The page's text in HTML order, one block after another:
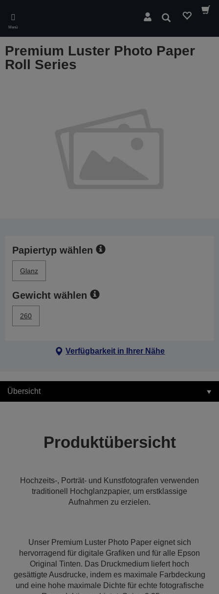
main
content
Menü
Suchen
Premium Luster Photo Paper
Roll Series
Papiertyp wählen
Glanz
Gewicht wählen
260
Verfügbarkeit in Ihrer Nähe
Übersicht
Produktübersicht
Hochzeits-, Porträt- und Kunstfotografen verwenden
traditionell Hochglanzpapier, um erstklassige
Aufnahmen zu erzielen.
Unser Premium Luster Photo Paper eignet sich
hervorragend für digitale Grafiken und für alle Epson
Original Tinten. Das Druckmedium liefert hoch
gesättigte Ausdrucke, indem es maximale Farbdeckung
und eine hohe maximale Dichte für echte fotografische